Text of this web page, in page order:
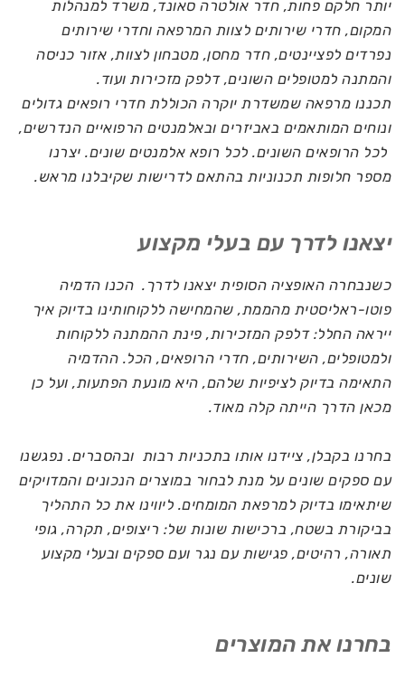
יותר חלקם פחות, חדר אולטרה סאונד, משרד למנהלות
המקום, חדרי שירותים לצוות המרפאה וחדרי שירותים
נפרדים לפציינטים, חדר מחסן, מטבחון לצוות, אזור כניסה
והמתנה למטופלים השונים, דלפק מזכירות ועוד.
תכננו מרפאה שמשדרת יוקרה הכוללת חדרי רופאים גדולים
ונוחים המותאמים באביזרים ובאלמנטים הרפואיים הנדרשים,
לכל הרופאים השונים. לכל רופא אלמנטים שונים. יצרנו
מספר חלופות תכנוניות בהתאם לדרישות שקיבלנו מראש.
יצאנו לדרך עם בעלי מקצוע
כשנבחרה האופציה הסופית יצאנו לדרך. הכנו הדמיה
פוטו-ראליסטית מהממת, שהמחישה ללקוחותינו בדיוק איך
ייראה החלל: דלפק המזכירות, פינת ההמתנה ללקוחות
ולמטופלים, השירותים, חדרי הרופאים, הכל. ההדמיה
התאימה בדיוק לציפיות שלהם, היא מונעת הפתעות, ועל כן
מכאן הדרך הייתה קלה מאוד.
בחרנו בקבלן, ציידנו אותו בתכניות רבות ובהסברים. נפגשנו
עם ספקים שונים על מנת לבחור במוצרים הנכונים והמדויקים
שיתאימו בדיוק למרפאת המומחים. ליווינו את כל התהליך
בביקורת בשטח, ברכישות שונות של: ריצופים, תקרה, גופי
תאורה, רהיטים, פגישות עם נגר ועם ספקים ובעלי מקצוע
שונים.
בחרנו את המוצרים